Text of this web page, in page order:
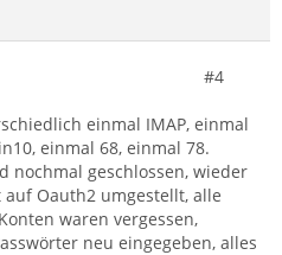
#4
einmal IMAP, einmal
einmal 68, einmal 78.
nochmal geschlossen, wieder
auf Oauth2 umgestellt, alle
waren vergessen,
neu eingegeben, alles